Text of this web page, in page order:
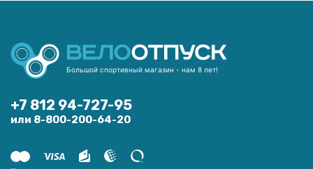
Большой спортивный магазин - нам 8 лет!
+7 812 94-727-95
или 8-800-200-64-20